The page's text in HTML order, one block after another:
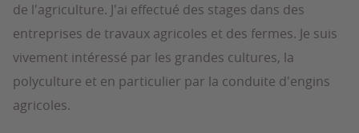
de l'agriculture. J'ai effectué des stages dans des
entreprises de travaux agricoles et des fermes. Je suis
vivement intéressé par les grandes cultures, la
polyculture et en particulier par la conduite d'engins
agricoles.